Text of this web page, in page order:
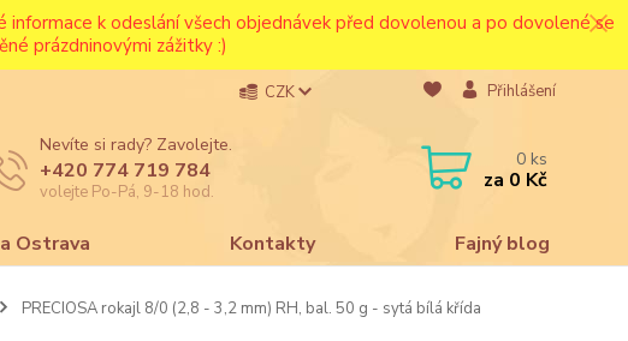
k odeslání všech objednávek před dovolenou a po dovolené se
prázdninovými zážitky :)
Ostrava Kontakty Fajný blog
CZK Přihlášení
Nevíte si rady? Zavolejte.
+420 774 719 784
volejte Po-Pá, 9-18 hod.
0 ks
za 0 Kč
PRECIOSA rokajl 8/0 (2,8 - 3,2 mm) RH, bal. 50 g - sytá bílá křída